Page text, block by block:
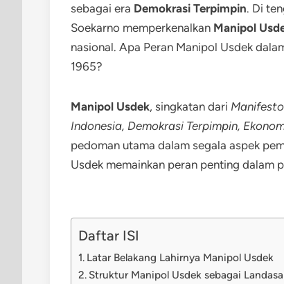
sebagai era Demokrasi Terpimpin. Di
Soekarno memperkenalkan Manipol
nasional. Apa Peran Manipol Usdek
1965?
Manipol Usdek, singkatan dari
Indonesia, Demokrasi Terpimpin,
pedoman utama dalam segala aspek
Usdek memainkan peran penting dalam
Daftar ISI
Latar Belakang Lahirnya Manipol Usdek
Struktur Manipol Usdek sebagai